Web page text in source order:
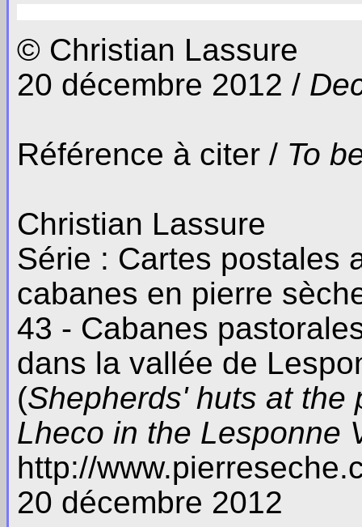
© Christian Lassure
20 décembre 2012 /
Référence à citer / To
Christian Lassure
Série : Cartes postales
cabanes en pierre
43 - Cabanes
dans la vallée de
(Shepherds' huts at the
Lheco in the Lesponne
http://
20 décembre 2012